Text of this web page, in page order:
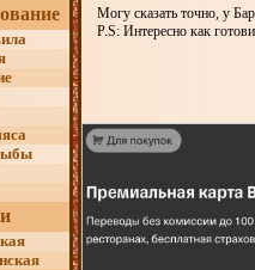
Могу сказать точно, у
P.S: Интересно как